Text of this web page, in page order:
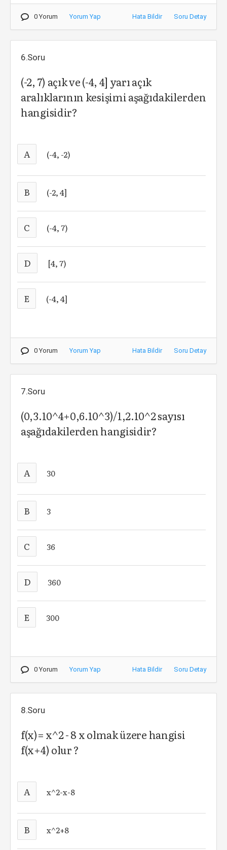
0 Yorum Yorum Yap Hata Bildir Soru Detay
6.Soru
(-2, 7) açık ve (-4, 4] yarı açık
aralıklarının kesişimi aşağıdakilerden
hangisidir?
A (-4, -2)
B (-2, 4]
C (-4, 7)
D [4, 7)
E (-4, 4]
0 Yorum Yorum Yap Hata Bildir Soru Detay
7.Soru
(0,3.10^4+0,6.10^3)/1,2.10^2 sayısı
aşağıdakilerden hangisidir?
A 30
B 3
C 36
D 360
E 300
0 Yorum Yorum Yap Hata Bildir Soru Detay
8.Soru
f(x)= x^2 - 8 x olmak üzere hangisi
f(x+4) olur ?
A x^2-x-8
B x^2+8